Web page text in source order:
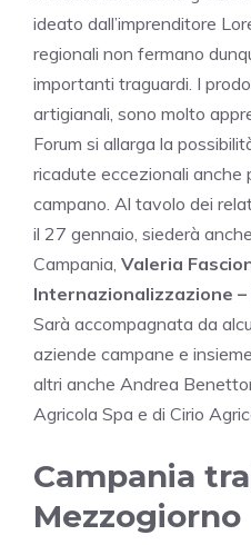
ideato dall’imprenditore
regionali non fermano
importanti traguardi. I
artigianali, sono molto
Forum si allarga la
ricadute eccezionali anche
campano. Al tavolo dei
il 27 gennaio, siederà
Campania, Valeria
Internazionalizzazione
Sarà accompagnata da
aziende campane e
altri anche Andrea
Agricola Spa e di Cirio
Campania
Mezzogiorno